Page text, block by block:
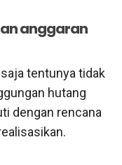
anggaran
tentunya tidak
hutang
dengan rencana